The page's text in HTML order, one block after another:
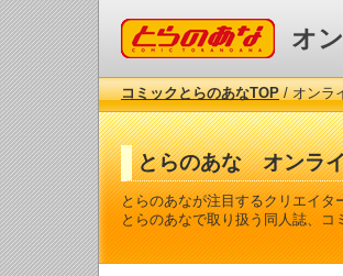
コミックとらのあな オ
コミックとらのあなTOP/ オンラ
とらのあな オンラ
とらのあなが注目するクリエイ
とらのあなで取り扱う同人誌、